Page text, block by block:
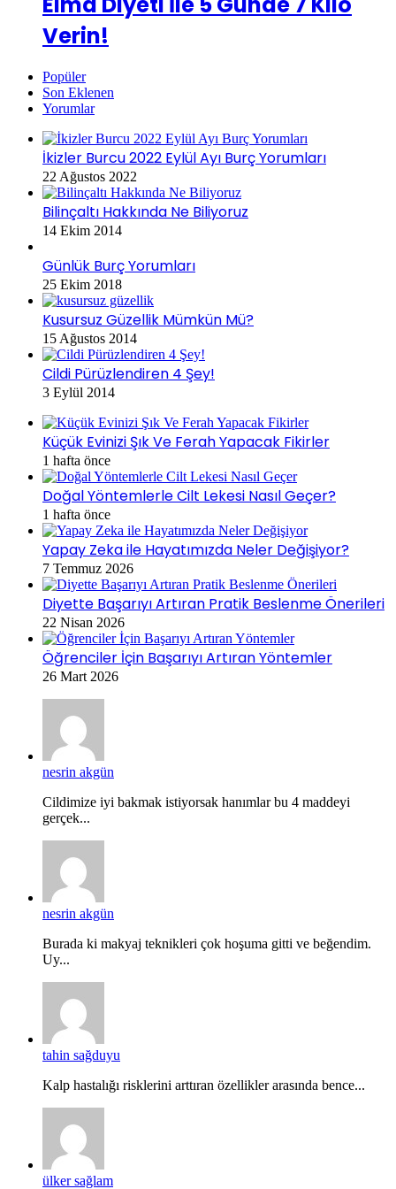
Verin!
Popüler
Son Eklenen
Yorumlar
İkizler Burcu 2022 Eylül Ayı Burç Yorumları
22 Ağustos 2022
Bilinçaltı Hakkında Ne Biliyoruz
14 Ekim 2014
Günlük Burç Yorumları
25 Ekim 2018
Kusursuz Güzellik Mümkün Mü?
15 Ağustos 2014
Cildi Pürüzlendiren 4 Şey!
3 Eylül 2014
Küçük Evinizi Şık Ve Ferah Yapacak Fikirler
1 hafta önce
Doğal Yöntemlerle Cilt Lekesi Nasıl Geçer?
1 hafta önce
Yapay Zeka ile Hayatımızda Neler Değişiyor?
7 Temmuz 2026
Diyette Başarıyı Artıran Pratik Beslenme Önerileri
22 Nisan 2026
Öğrenciler İçin Başarıyı Artıran Yöntemler
26 Mart 2026
nesrin akgün
Cildimize iyi bakmak istiyorsak hanımlar bu 4 maddeyi
gerçek...
nesrin akgün
Burada ki makyaj teknikleri çok hoşuma gitti ve beğendim.
Uy...
tahin sağduyu
Kalp hastalığı risklerini arttıran özellikler arasında bence...
ülker sağlam